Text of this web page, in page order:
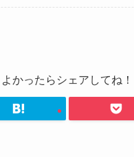
よかったらシェアしてね！